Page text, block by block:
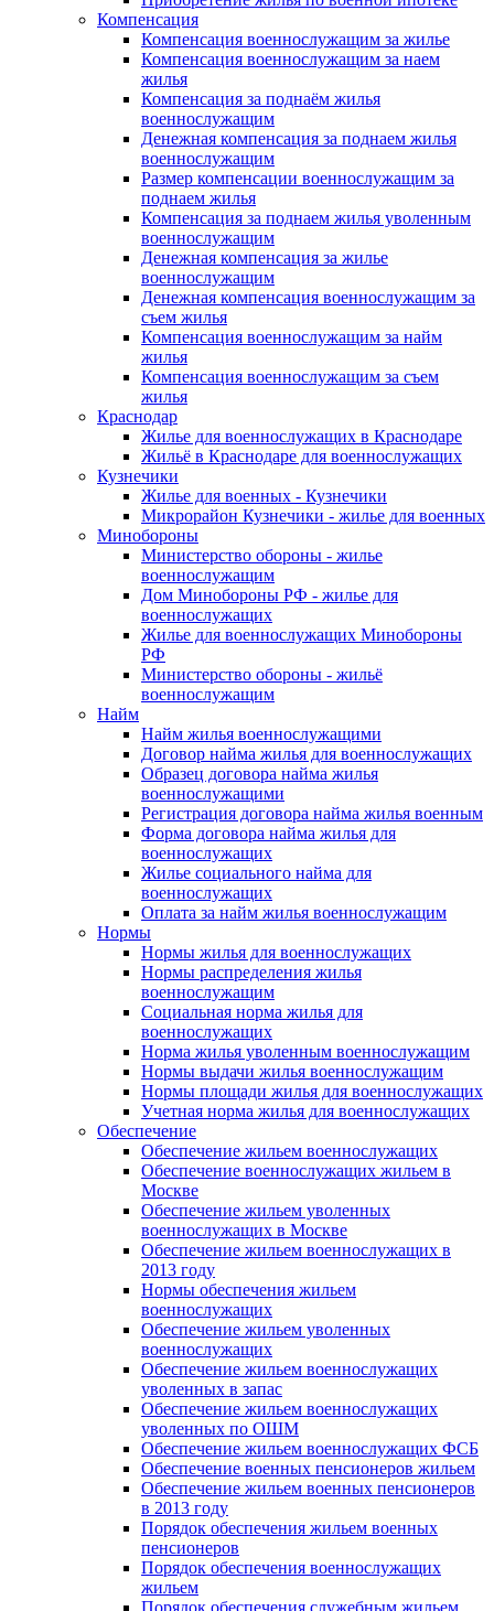
Компенсация
Компенсация военнослужащим за жилье
Компенсация военнослужащим за наем
жилья
Компенсация за поднаём жилья
военнослужащим
Денежная компенсация за поднаем жилья
военнослужащим
Размер компенсации военнослужащим за
поднаем жилья
Компенсация за поднаем жилья уволенным
военнослужащим
Денежная компенсация за жилье
военнослужащим
Денежная компенсация военнослужащим за
съем жилья
Компенсация военнослужащим за найм
жилья
Компенсация военнослужащим за съем
жилья
Краснодар
Жилье для военнослужащих в Краснодаре
Жильё в Краснодаре для военнослужащих
Кузнечики
Жилье для военных - Кузнечики
Микрорайон Кузнечики - жилье для военных
Минобороны
Министерство обороны - жилье
военнослужащим
Дом Минобороны РФ - жилье для
военнослужащих
Жилье для военнослужащих Минобороны
РФ
Министерство обороны - жильё
военнослужащим
Найм
Найм жилья военнослужащими
Договор найма жилья для военнослужащих
Образец договора найма жилья
военнослужащими
Регистрация договора найма жилья военным
Форма договора найма жилья для
военнослужащих
Жилье социального найма для
военнослужащих
Оплата за найм жилья военнослужащим
Нормы
Нормы жилья для военнослужащих
Нормы распределения жилья
военнослужащим
Социальная норма жилья для
военнослужащих
Норма жилья уволенным военнослужащим
Нормы выдачи жилья военнослужащим
Нормы площади жилья для военнослужащих
Учетная норма жилья для военнослужащих
Обеспечение
Обеспечение жильем военнослужащих
Обеспечение военнослужащих жильем в
Москве
Обеспечение жильем уволенных
военнослужащих в Москве
Обеспечение жильем военнослужащих в
2013 году
Нормы обеспечения жильем
военнослужащих
Обеспечение жильем уволенных
военнослужащих
Обеспечение жильем военнослужащих
уволенных в запас
Обеспечение жильем военнослужащих
уволенных по ОШМ
Обеспечение жильем военнослужащих ФСБ
Обеспечение военных пенсионеров жильем
Обеспечение жильем военных пенсионеров
в 2013 году
Порядок обеспечения жильем военных
пенсионеров
Порядок обеспечения военнослужащих
жильем
Порядок обеспечения служебным жильем